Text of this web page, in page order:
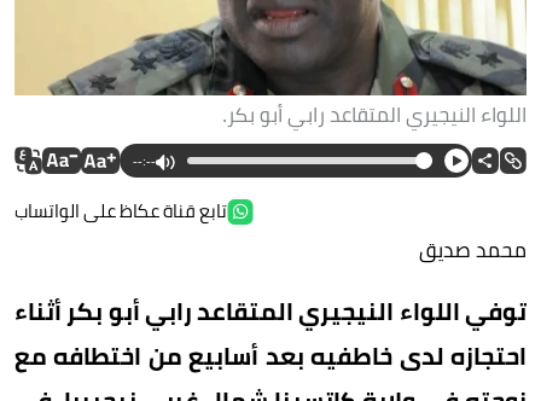
اللواء النيجيري المتقاعد رابي أبو بكر.
--:--
تابع قناة عكاظ على الواتساب
محمد صديق
توفي اللواء النيجيري المتقاعد رابي أبو بكر أثناء
احتجازه لدى خاطفيه بعد أسابيع من اختطافه مع